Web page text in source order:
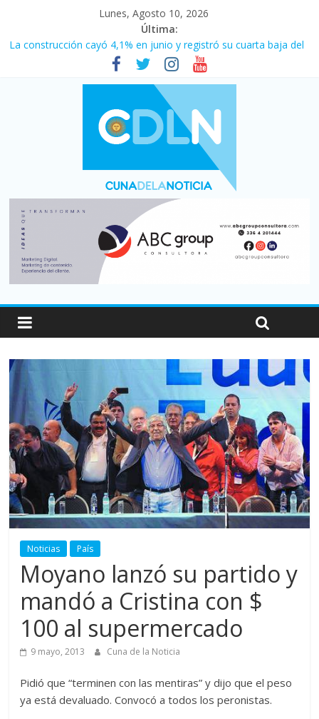
Lunes, Agosto 10, 2026
Última:
El agro argentino logró un récord histórico de exportaciones en
el primer semestre de 2026
La construcción cayó 4,1% en junio y registró su cuarta baja del
El consumo sigue frenado: las ventas minoristas cayeron 3,8 en
julio y acumulan siete meses en baja
Newell’s cayó 2 a 1 ante Defensa y Justicia en Florencio Varela
Milei y los errores no forzados
Noticias País
Moyano lanzó su partido y
mandó a Cristina con $
100 al supermercado
9 mayo, 2013 Cuna de la Noticia
Pidió que “terminen con las mentiras” y dijo que el peso
ya está devaluado. Convocó a todos los peronistas.